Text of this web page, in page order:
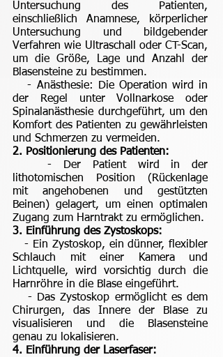
Untersuchung des Patienten,
einschließlich Anamnese, körperlicher
Untersuchung und bildgebender
Verfahren wie Ultraschall oder CT-Scan,
um die Größe, Lage und Anzahl der
Blasensteine zu bestimmen.
- Anästhesie: Die Operation wird in
der Regel unter Vollnarkose oder
Spinalanästhesie durchgeführt, um den
Komfort des Patienten zu gewährleisten
und Schmerzen zu vermeiden.
2. Positionierung des Patienten:
- Der Patient wird in der
lithotomischen Position (Rückenlage
mit angehobenen und gestützten
Beinen) gelagert, um einen optimalen
Zugang zum Harntrakt zu ermöglichen.
3. Einführung des Zystoskops:
- Ein Zystoskop, ein dünner, flexibler
Schlauch mit einer Kamera und
Lichtquelle, wird vorsichtig durch die
Harnröhre in die Blase eingeführt.
- Das Zystoskop ermöglicht es dem
Chirurgen, das Innere der Blase zu
visualisieren und die Blasensteine
genau zu lokalisieren.
4. Einführung der Laserfaser: